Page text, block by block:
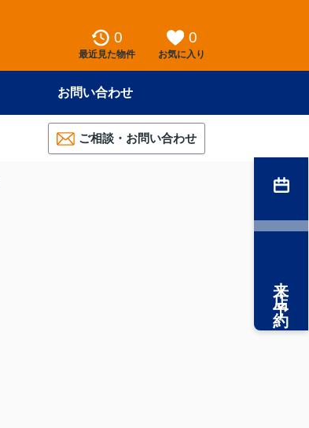
0
最近見た物件
0
お気に入り
お問い合わせ
ご相談・お問い合わせ
来店予約